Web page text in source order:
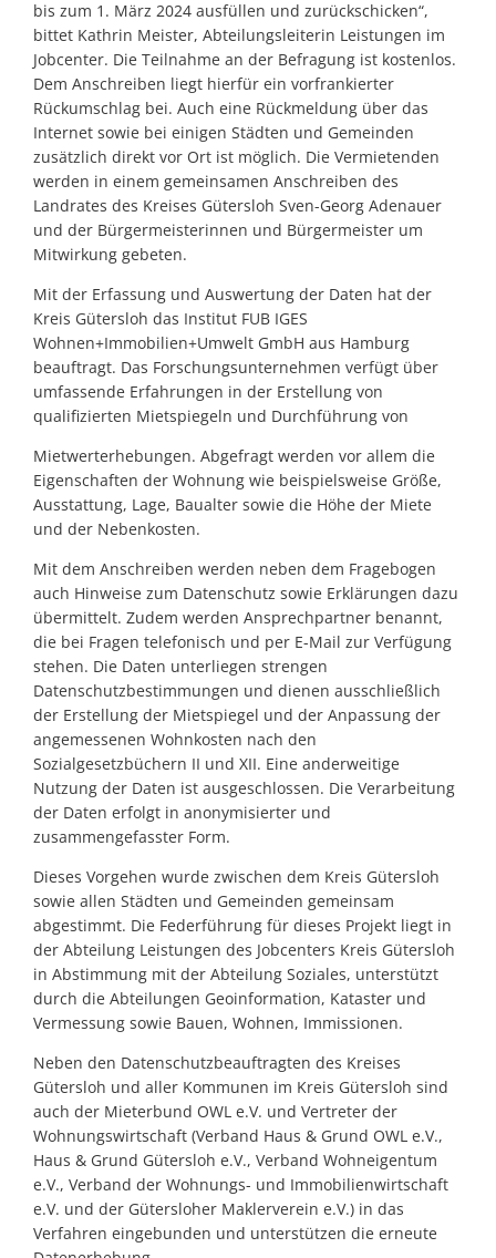
bis zum 1. März 2024 ausfüllen und zurückschicken“,
bittet Kathrin Meister, Abteilungsleiterin Leistungen im
Jobcenter. Die Teilnahme an der Befragung ist kostenlos.
Dem Anschreiben liegt hierfür ein vorfrankierter
Rückumschlag bei. Auch eine Rückmeldung über das
Internet sowie bei einigen Städten und Gemeinden
zusätzlich direkt vor Ort ist möglich. Die Vermietenden
werden in einem gemeinsamen Anschreiben des
Landrates des Kreises Gütersloh Sven-Georg Adenauer
und der Bürgermeisterinnen und Bürgermeister um
Mitwirkung gebeten.
Mit der Erfassung und Auswertung der Daten hat der
Kreis Gütersloh das Institut FUB IGES
Wohnen+Immobilien+Umwelt GmbH aus Hamburg
beauftragt. Das Forschungsunternehmen verfügt über
umfassende Erfahrungen in der Erstellung von
qualifizierten Mietspiegeln und Durchführung von
Mietwerterhebungen. Abgefragt werden vor allem die
Eigenschaften der Wohnung wie beispielsweise Größe,
Ausstattung, Lage, Baualter sowie die Höhe der Miete
und der Nebenkosten.
Mit dem Anschreiben werden neben dem Fragebogen
auch Hinweise zum Datenschutz sowie Erklärungen dazu
übermittelt. Zudem werden Ansprechpartner benannt,
die bei Fragen telefonisch und per E-Mail zur Verfügung
stehen. Die Daten unterliegen strengen
Datenschutzbestimmungen und dienen ausschließlich
der Erstellung der Mietspiegel und der Anpassung der
angemessenen Wohnkosten nach den
Sozialgesetzbüchern II und XII. Eine anderweitige
Nutzung der Daten ist ausgeschlossen. Die Verarbeitung
der Daten erfolgt in anonymisierter und
zusammengefasster Form.
Dieses Vorgehen wurde zwischen dem Kreis Gütersloh
sowie allen Städten und Gemeinden gemeinsam
abgestimmt. Die Federführung für dieses Projekt liegt in
der Abteilung Leistungen des Jobcenters Kreis Gütersloh
in Abstimmung mit der Abteilung Soziales, unterstützt
durch die Abteilungen Geoinformation, Kataster und
Vermessung sowie Bauen, Wohnen, Immissionen.
Neben den Datenschutzbeauftragten des Kreises
Gütersloh und aller Kommunen im Kreis Gütersloh sind
auch der Mieterbund OWL e.V. und Vertreter der
Wohnungswirtschaft (Verband Haus & Grund OWL e.V.,
Haus & Grund Gütersloh e.V., Verband Wohneigentum
e.V., Verband der Wohnungs- und Immobilienwirtschaft
e.V. und der Gütersloher Maklerverein e.V.) in das
Verfahren eingebunden und unterstützen die erneute